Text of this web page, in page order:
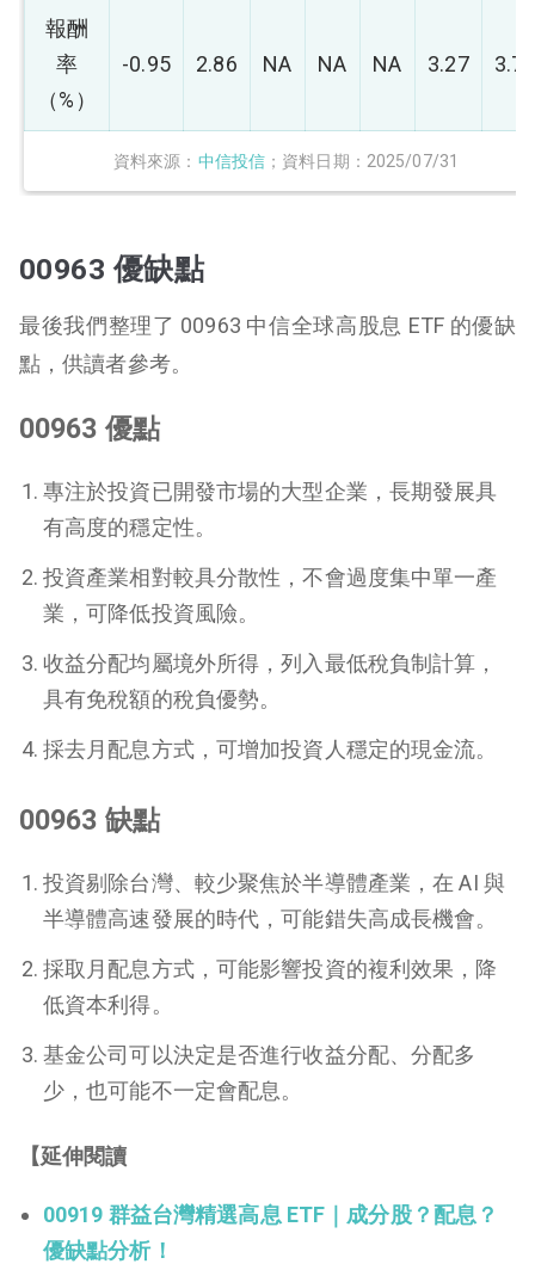
資料來源： 中信投信 ；資料日期：2025/07/31
報酬
率
（%）
-0.95 2.86 NA NA NA 3.27 3.79
00963 優缺點
最後我們整理了 00963 中信全球高股息 ETF 的優缺
點，供讀者參考。
00963 優點
專注於投資已開發市場的大型企業，長期發展具
有高度的穩定性。
投資產業相對較具分散性，不會過度集中單一產
業，可降低投資風險。
收益分配均屬境外所得，列入最低稅負制計算，
具有免稅額的稅負優勢。
採去月配息方式，可增加投資人穩定的現金流。
00963 缺點
投資剔除台灣、較少聚焦於半導體產業，在 AI 與
半導體高速發展的時代，可能錯失高成長機會。
採取月配息方式，可能影響投資的複利效果，降
低資本利得。
基金公司可以決定是否進行收益分配、分配多
少，也可能不一定會配息。
【延伸閱讀
00919 群益台灣精選高息 ETF｜成分股？配息？
優缺點分析！